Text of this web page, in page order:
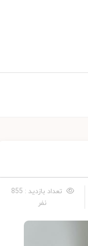
تعداد بازدید : 855
نفر